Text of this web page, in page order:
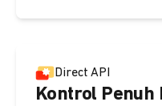
Direct API
Kontrol Penuh